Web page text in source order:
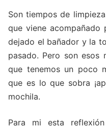
Son tiempos de
que viene
dejado el bañador y la
pasado. Pero son esos
que tenemos un poco
que es lo que sobra
mochila.
Para mi esta